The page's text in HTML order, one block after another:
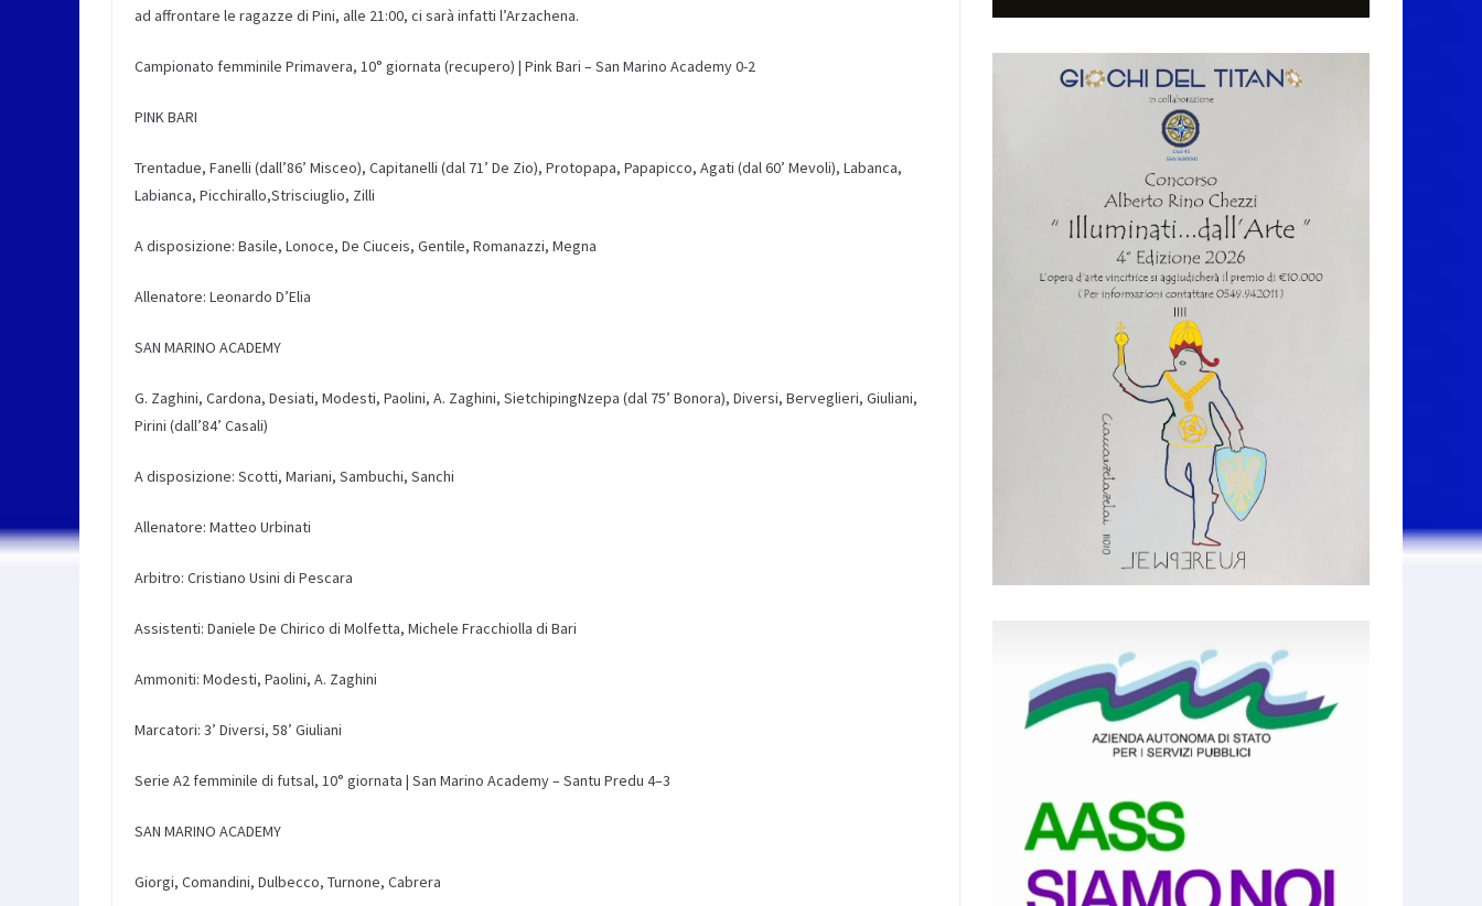
ad affrontare le ragazze di Pini, alle 21:00, ci sarà infatti l’Arzachena.
Campionato femminile Primavera, 10° giornata (recupero) | Pink Bari –San Marino Academy0-2
PINK BARI
Trentadue, Fanelli (dall’86’ Misceo), Capitanelli (dal 71’ De Zio), Protopapa, Papapicco, Agati (dal 60’ Mevoli), Labanca,
Labianca, Picchirallo,Strisciuglio, Zilli
A disposizione: Basile, Lonoce, De Ciuceis, Gentile, Romanazzi, Megna
Allenatore: Leonardo D’Elia
SAN MARINO ACADEMY
G. Zaghini, Cardona, Desiati, Modesti, Paolini, A. Zaghini, SietchipingNzepa (dal 75’ Bonora), Diversi, Berveglieri, Giuliani,
Pirini (dall’84’ Casali)
A disposizione: Scotti, Mariani, Sambuchi, Sanchi
Allenatore: Matteo Urbinati
Arbitro: Cristiano Usini di Pescara
Assistenti: Daniele De Chirico di Molfetta, Michele Fracchiolla di Bari
Ammoniti: Modesti, Paolini, A. Zaghini
Marcatori: 3’ Diversi, 58’ Giuliani
Serie A2 femminile di futsal, 10° giornata | San Marino Academy– Santu Predu 4–3
SAN MARINO ACADEMY
Giorgi, Comandini, Dulbecco, Turnone, Cabrera